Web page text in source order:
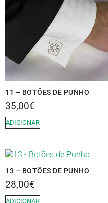
11 – BOTÕES DE PUNHO
35,00€
ADICIONAR
13 – BOTÕES DE PUNHO
28,00€
ADICIONAR